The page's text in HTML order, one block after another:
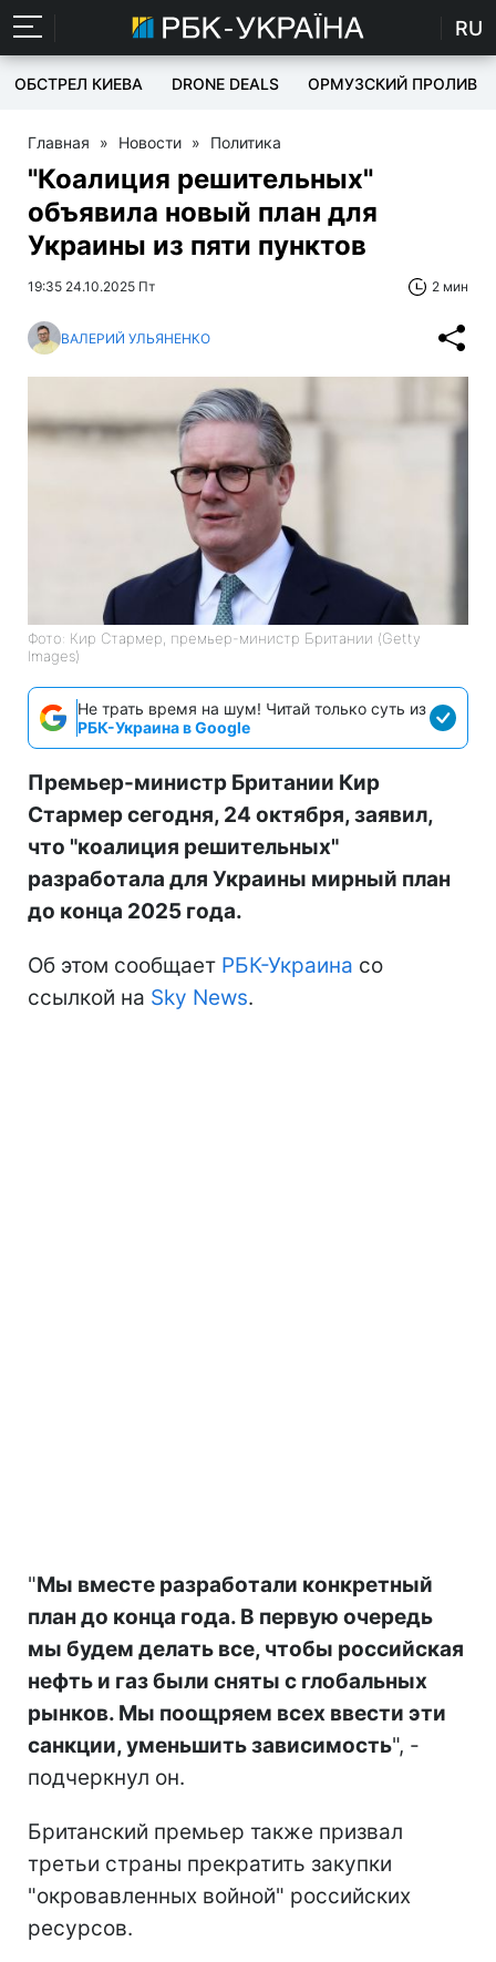
RU
ОБСТРЕЛ КИЕВА DRONE DEALS ОРМУЗСКИЙ ПРОЛИВ
Главная » Новости » Политика
"Коалиция решительных"
объявила новый план для
Украины из пяти пунктов
19:35 24.10.2025 Пт 2 мин
ВАЛЕРИЙ УЛЬЯНЕНКО
Фото: Кир Стармер, премьер-министр Британии (Getty
Images)
Не трать время на шум! Читай только суть из
РБК-Украина в Google
Премьер-министр Британии Кир
Стармер сегодня, 24 октября, заявил,
что "коалиция решительных"
разработала для Украины мирный план
до конца 2025 года.
Об этом сообщает РБК-Украина со
ссылкой на Sky News.
"Мы вместе разработали конкретный
план до конца года. В первую очередь
мы будем делать все, чтобы российская
нефть и газ были сняты с глобальных
рынков. Мы поощряем всех ввести эти
санкции, уменьшить зависимость", -
подчеркнул он.
Британский премьер также призвал
третьи страны прекратить закупки
"окровавленных войной" российских
ресурсов.